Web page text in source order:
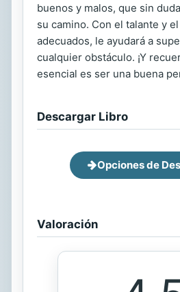
buenos y malos, que sin
su camino. Con el talante y
adecuados, le ayudará a
cualquier obstáculo. ¡Y
esencial es ser una buena
Descargar Libro
Opciones de
Valoración